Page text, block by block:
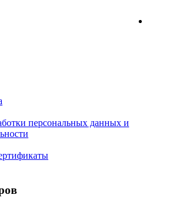
персональных данных и